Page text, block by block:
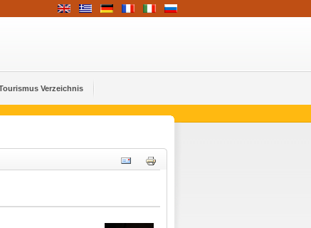
Verzeichnis